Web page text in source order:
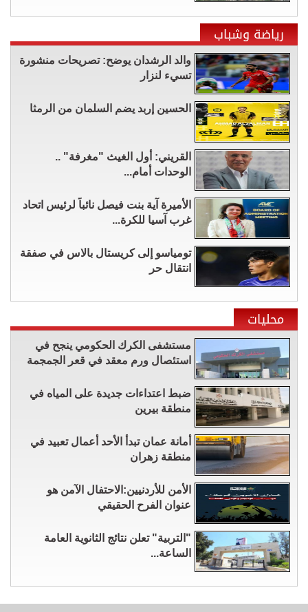
رياضة وشباب
والد الرشدان يوضح: تصريحات منشورة
تسيء لنزار
الحسين إربد يضم السلمان من الرمثا
القريني: أول الغيث "مغرفة" ..
الوحدات أمام...
الأميرة آية بنت فيصل نائباً لرئيس اتحاد
غرب آسيا للكرة...
تومياسو إلى كريستال بالاس في صفقة
انتقال حر
محليات
مستشفى الكرك الحكومي ينجح في
استئصال ورم معقد في قعر الجمجمة
ضبط اعتداءات جديدة على المياه في
منطقة بيرين
أمانة عمان تبدأ الأحد أعمال تعبيد في
منطقة زهران
الأمن للأردنيين:الاحتفال الآمن هو
عنوان الفرح الحقيقي
"التربية" تعلن نتائج الثانوية العامة
الساعة...